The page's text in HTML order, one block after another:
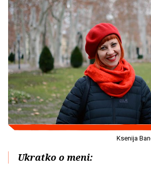
Ksenija
Ukratko o meni: